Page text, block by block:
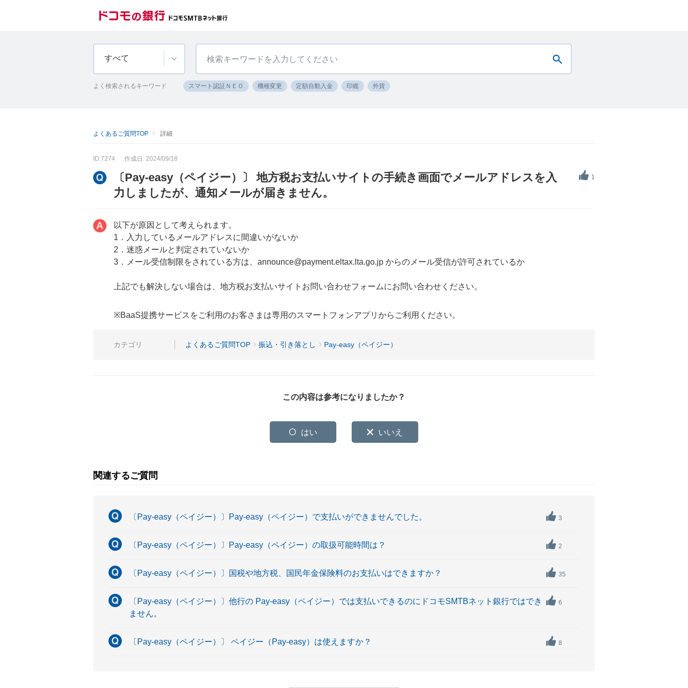
すべて
よく検索されるキーワード スマート認証ＮＥＯ 機種変更 定額自動入金 印鑑 外貨
よくあるご質問TOP 詳細
ID:7274 作成日: 2024/09/18
1
〔Pay-easy（ペイジー）〕 地方税お支払いサイトの手続き画面でメールアドレスを入
力しましたが、通知メールが届きません。
以下が原因として考えられます。
1．入力しているメールアドレスに間違いがないか
2．迷惑メールと判定されていないか
3．メール受信制限をされている方は、announce@payment.eltax.lta.go.jp からのメール受信が許可されているか
上記でも解決しない場合は、地方税お支払いサイトお問い合わせフォームにお問い合わせください。
※BaaS提携サービスをご利用のお客さまは専用のスマートフォンアプリからご利用ください。
カテゴリ よくあるご質問TOP 振込・引き落とし Pay-easy（ペイジー）
この内容は参考になりましたか？
はい いいえ
関連するご質問
〔Pay-easy（ペイジー）〕Pay-easy（ペイジー）で支払いができませんでした。 3
〔Pay-easy（ペイジー）〕Pay-easy（ペイジー）の取扱可能時間は？ 2
〔Pay-easy（ペイジー）〕国税や地方税、国民年金保険料のお支払いはできますか？ 35
〔Pay-easy（ペイジー）〕他行の Pay-easy（ペイジー）では支払いできるのにドコモSMTBネット銀行ではでき
ません。
6
〔Pay-easy（ペイジー）〕 ペイジー（Pay-easy）は使えますか？ 8